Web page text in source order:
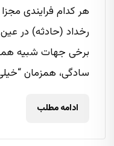
هر کدام فرایندی
رخداد (حادثه) در
برخی جهات شبیه
سادگی، همزمان
ادامه مطلب